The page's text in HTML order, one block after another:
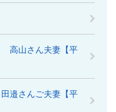
高山さん夫妻【平
邉さんご夫妻【平